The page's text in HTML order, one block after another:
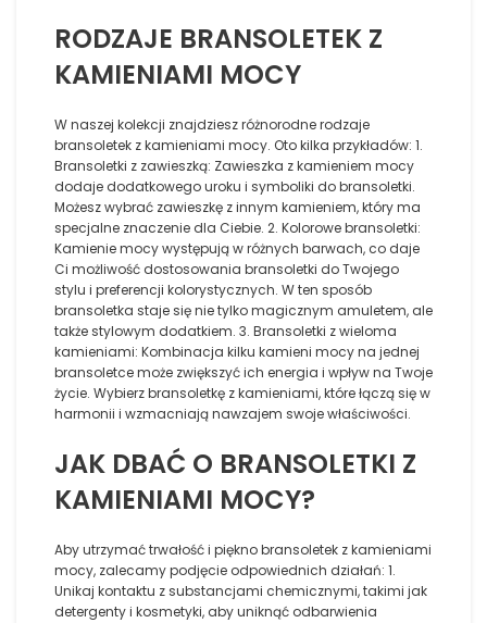
RODZAJE BRANSOLETEK Z
KAMIENIAMI MOCY
W naszej kolekcji znajdziesz różnorodne rodzaje
bransoletek z kamieniami mocy. Oto kilka przykładów: 1.
Bransoletki z zawieszką: Zawieszka z kamieniem mocy
dodaje dodatkowego uroku i symboliki do bransoletki.
Możesz wybrać zawieszkę z innym kamieniem, który ma
specjalne znaczenie dla Ciebie. 2. Kolorowe bransoletki:
Kamienie mocy występują w różnych barwach, co daje
Ci możliwość dostosowania bransoletki do Twojego
stylu i preferencji kolorystycznych. W ten sposób
bransoletka staje się nie tylko magicznym amuletem, ale
także stylowym dodatkiem. 3. Bransoletki z wieloma
kamieniami: Kombinacja kilku kamieni mocy na jednej
bransoletce może zwiększyć ich energia i wpływ na Twoje
życie. Wybierz bransoletkę z kamieniami, które łączą się w
harmonii i wzmacniają nawzajem swoje właściwości.
JAK DBAĆ O BRANSOLETKI Z
KAMIENIAMI MOCY?
Aby utrzymać trwałość i piękno bransoletek z kamieniami
mocy, zalecamy podjęcie odpowiednich działań: 1.
Unikaj kontaktu z substancjami chemicznymi, takimi jak
detergenty i kosmetyki, aby uniknąć odbarwienia